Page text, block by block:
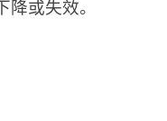
或失效。